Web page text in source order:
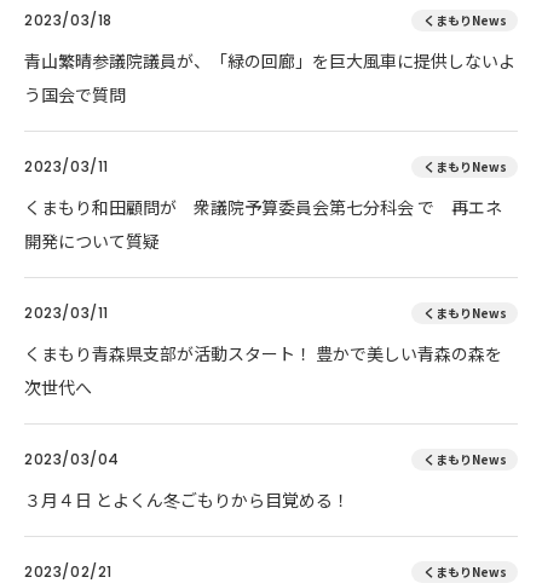
2023/03/18 くまもりNews
青山繁晴参議院議員が、「緑の回廊」を巨大風車に提供しないよ
う国会で質問
2023/03/11 くまもりNews
くまもり和田顧問が 衆議院予算委員会第七分科会 で 再エネ
開発について質疑
2023/03/11 くまもりNews
くまもり青森県支部が活動スタート！ 豊かで美しい青森の森を
次世代へ
2023/03/04 くまもりNews
３月４日 とよくん冬ごもりから目覚める！
2023/02/21 くまもりNews